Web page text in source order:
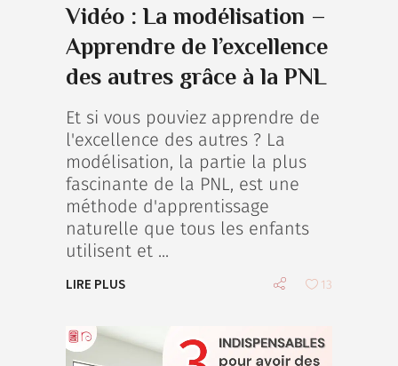
Vidéo : La modélisation –
Apprendre de l’excellence
des autres grâce à la PNL
Et si vous pouviez apprendre de
l'excellence des autres ? La
modélisation, la partie la plus
fascinante de la PNL, est une
méthode d'apprentissage
naturelle que tous les enfants
utilisent et
LIRE PLUS 13